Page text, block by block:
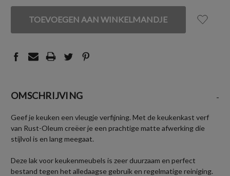
VAN
UNDEFINED
VAN
UNDEFINED
OMSCHRIJVING -
Geef je keuken een vleugje verfijning. Met de keukenkast verf
van Rust-Oleum creëer je een prachtige matte afwerking die
stijlvol is en lang meegaat.
Deze lak voor keukenmeubels is zeer duurzaam en perfect
bestand tegen het alledaagse gebruik en regelmatige reiniging.